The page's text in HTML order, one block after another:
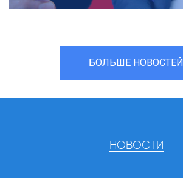
БОЛЬШЕ НОВОСТЕЙ
НОВОСТИ